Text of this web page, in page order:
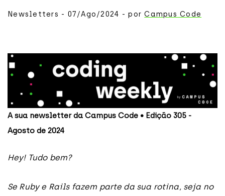
Newsletters - 07/Ago/2024 - porCampus Code
A sua newsletter da Campus Code • Edição 305 -
Agosto de 2024
Hey! Tudo bem?
Se Ruby e Rails fazem parte da sua rotina, seja no